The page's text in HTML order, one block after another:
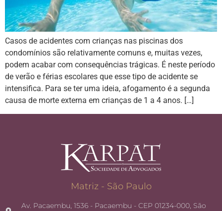
Casos de acidentes com crianças nas piscinas dos
condomínios são relativamente comuns e, muitas vezes,
podem acabar com consequências trágicas. É neste período
de verão e férias escolares que esse tipo de acidente se
intensifica. Para se ter uma ideia, afogamento é a segunda
causa de morte externa em crianças de 1 a 4 anos. […]
Matriz - São Paulo
Av. Pacaembu, 1536 - Pacaembu - CEP 01234-000, São